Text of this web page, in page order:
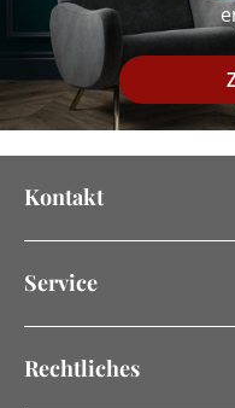
Kontakt
Service
Rechtliches